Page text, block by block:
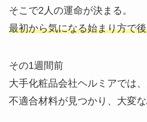
そこで2人の運命が決まる。
最初から気になる始まり方で
その1週間前
大手化粧品会社ヘルミアでは
不適合材料が見つかり、大変な